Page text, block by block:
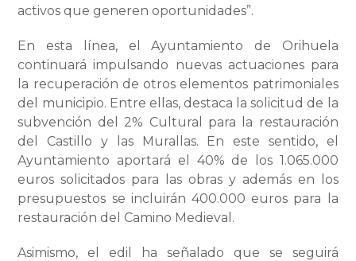
activos que generen oportunidades”.
En esta línea, el Ayuntamiento de Orihuela
continuará impulsando nuevas actuaciones para
la recuperación de otros elementos patrimoniales
del municipio. Entre ellas, destaca la solicitud de la
subvención del 2% Cultural para la restauración
del Castillo y las Murallas. En este sentido, el
Ayuntamiento aportará el 40% de los 1.065.000
euros solicitados para las obras y además en los
presupuestos se incluirán 400.000 euros para la
restauración del Camino Medieval.
Asimismo, el edil ha señalado que se seguirá